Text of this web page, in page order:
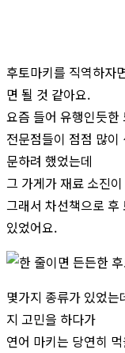
후토마키를 직역하자
면 될 것 같아요.
요즘 들어 유행인듯
전문점들이 점점 많
문하려 했었는데
그 가게가 재료 소진
그래서 차선책으로
있었어요.
몇가지 종류가 있었
지 고민을 하다가
연어 마키는 당연히